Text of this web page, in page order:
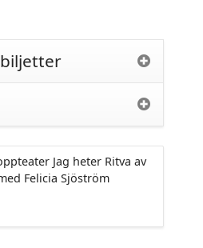
Jag heter Ritva av
Felicia Sjöström